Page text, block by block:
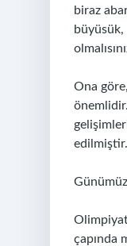
biraz
büyüsük,
Ona
edilmiştir.
çapında